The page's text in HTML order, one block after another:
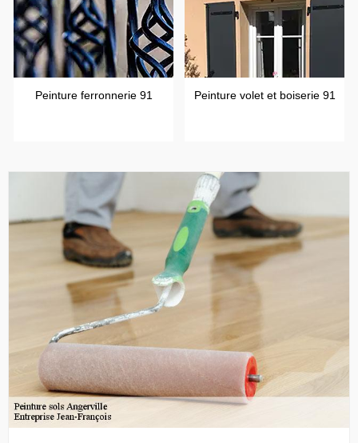
Peinture ferronnerie 91 Peinture volet et boiserie 91